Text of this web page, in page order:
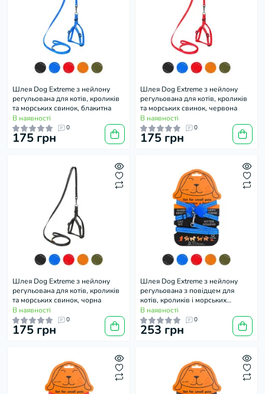
Шлея Dog Extreme з нейлону
регульована для котів, кроликів
та морських свинок, блакитна
В наявності
0
175 грн
Шлея Dog Extreme з нейлону
регульована для котів, кроликів
та морських свинок, червона
В наявності
0
175 грн
Шлея Dog Extreme з нейлону
регульована для котів, кроликів
та морських свинок, чорна
В наявності
0
175 грн
Шлея Dog Extreme з нейлону
регульована з повідцем для
котів, кроликів і морських
свинок, блакитна
В наявності
0
253 грн